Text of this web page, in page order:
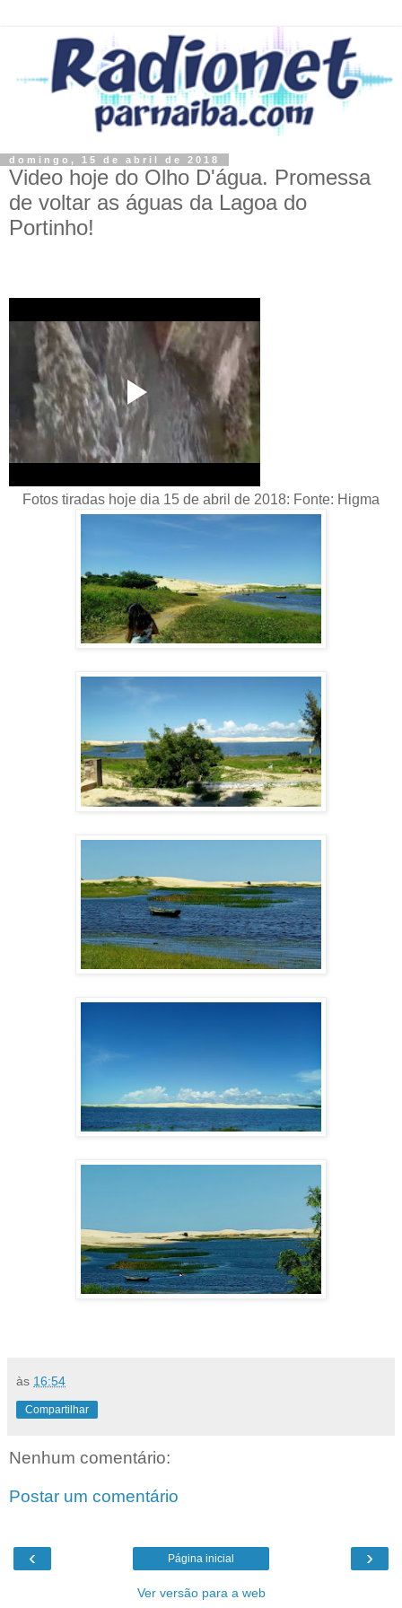
domingo, 15 de abril de 2018
Video hoje do Olho D'água. Promessa
de voltar as águas da Lagoa do
Portinho!
Fotos tiradas hoje dia 15 de abril de 2018: Fonte: Higma
às 16:54
Compartilhar
Nenhum comentário:
Postar um comentário
‹ ›
Página inicial
Ver versão para a web